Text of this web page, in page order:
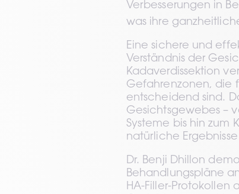
Verbesserungen in
was ihre
Eine sichere und
Verständnis der
Kadaverdissektion
Gefahrenzonen, die
entscheidend sind.
Gesichtsgewebes –
Systeme bis hin zum
natürliche
Dr. Benji Dhillon
Behandlungspläne
HA-Filler-Protokollen